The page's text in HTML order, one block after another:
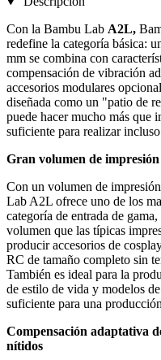
Con la Bambu Lab A2L,
redefine la categoría básica:
mm se combina con
compensación de vibración
accesorios modulares
diseñada como un "patio de
puede hacer mucho más que
suficiente para realizar
Gran volumen de
Con un volumen de
Lab A2L ofrece uno de los
categoría de entrada de
volumen que las típicas
producir accesorios de
RC de tamaño completo sin
También es ideal para la
de estilo de vida y modelos
suficiente para una
Compensación adaptativa
nítidos